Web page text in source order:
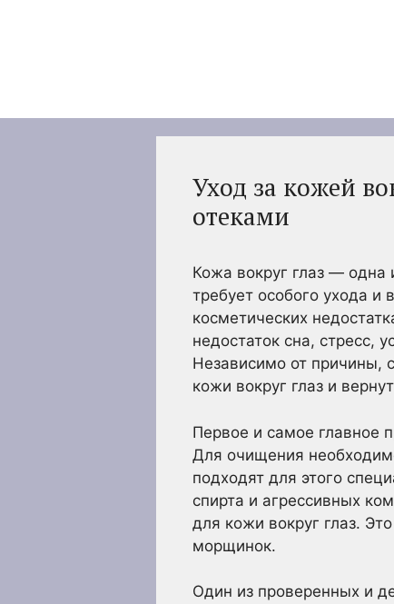
Уход за кожей
отеками
Кожа вокруг глаз —
требует особого ухода
косметических
недостаток сна, стресс,
Независимо от причины,
кожи вокруг глаз и
Первое и самое главное
Для очищения
подходят для этого
спирта и агрессивных
для кожи вокруг глаз.
морщинок.
Один из проверенных и